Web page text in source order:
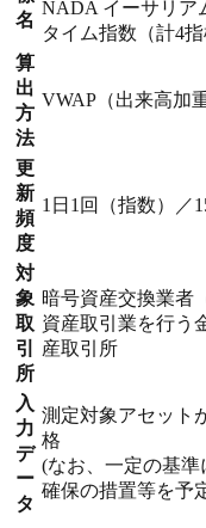
名
NADA イーサリア
タイム指数（計4指
算
出
方
法
VWAP（出来高加
更
新
頻
度
1日1回（指数）／
対
象
取
引
所
暗号資産交換業者
資産取引業を行う
産取引所
入
力
デ
ー
タ
測定対象アセット
格
(なお、一定の基
確保の措置等を予